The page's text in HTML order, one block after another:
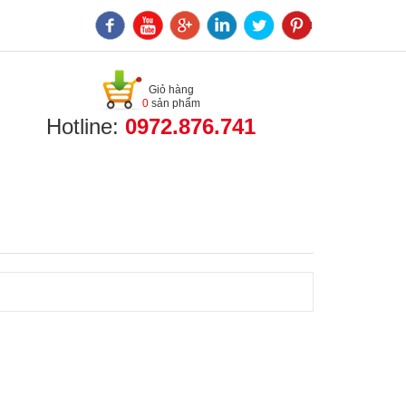
Giỏ hàng
0 sản phẩm
Hotline: 0972.876.741